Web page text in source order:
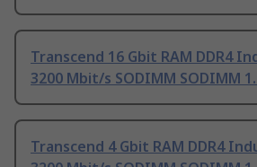
Transcend 16 Gbit RAM DDR4
3200 Mbit/s SODIMM SODIMM
Transcend 4 Gbit RAM DDR4